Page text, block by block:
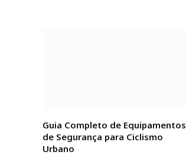
Guia Completo de Equipamentos
de Segurança para Ciclismo
Urbano